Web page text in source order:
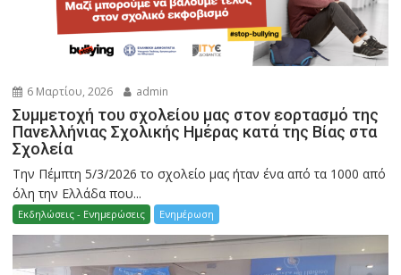
6 Μαρτίου, 2026 admin
Συμμετοχή του σχολείου μας στον εορτασμό της
Πανελλήνιας Σχολικής Ημέρας κατά της Βίας στα
Σχολεία
Την Πέμπτη 5/3/2026 το σχολείο μας ήταν ένα από τα 1000 από
όλη την Ελλάδα που...
Εκδηλώσεις - Ενημερώσεις Ενημέρωση